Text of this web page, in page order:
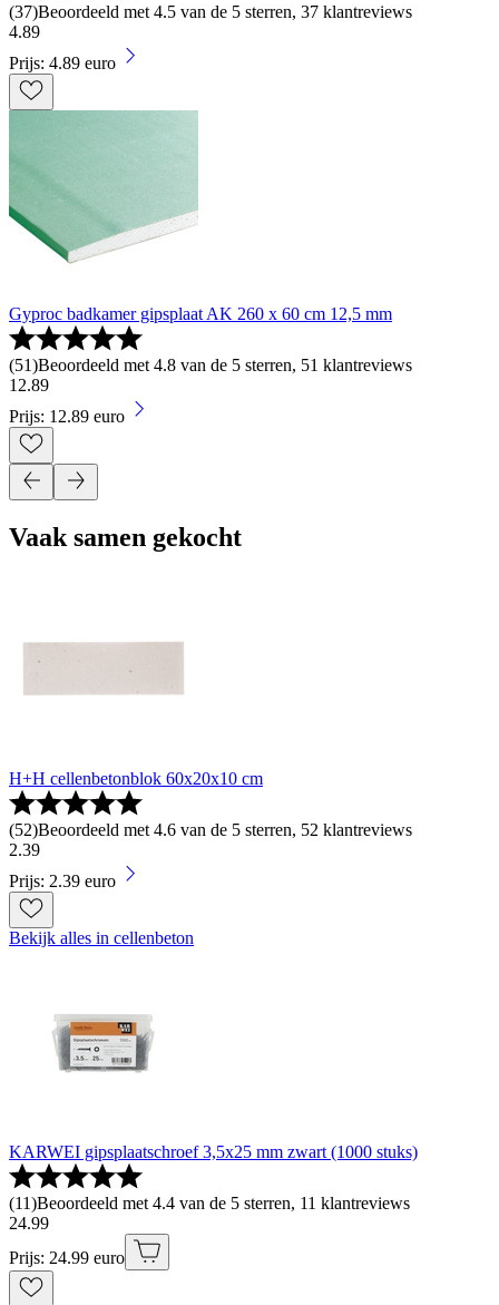
(37)Beoordeeld met 4.5 van de 5 sterren, 37 klantreviews
4.89
Prijs: 4.89 euro
Gyproc badkamer gipsplaat AK 260 x 60 cm 12,5 mm
(51)Beoordeeld met 4.8 van de 5 sterren, 51 klantreviews
12.89
Prijs: 12.89 euro
Vaak samen gekocht
H+H cellenbetonblok 60x20x10 cm
(52)Beoordeeld met 4.6 van de 5 sterren, 52 klantreviews
2.39
Prijs: 2.39 euro
Bekijk alles in cellenbeton
KARWEI gipsplaatschroef 3,5x25 mm zwart (1000 stuks)
(11)Beoordeeld met 4.4 van de 5 sterren, 11 klantreviews
24.99
Prijs: 24.99 euro